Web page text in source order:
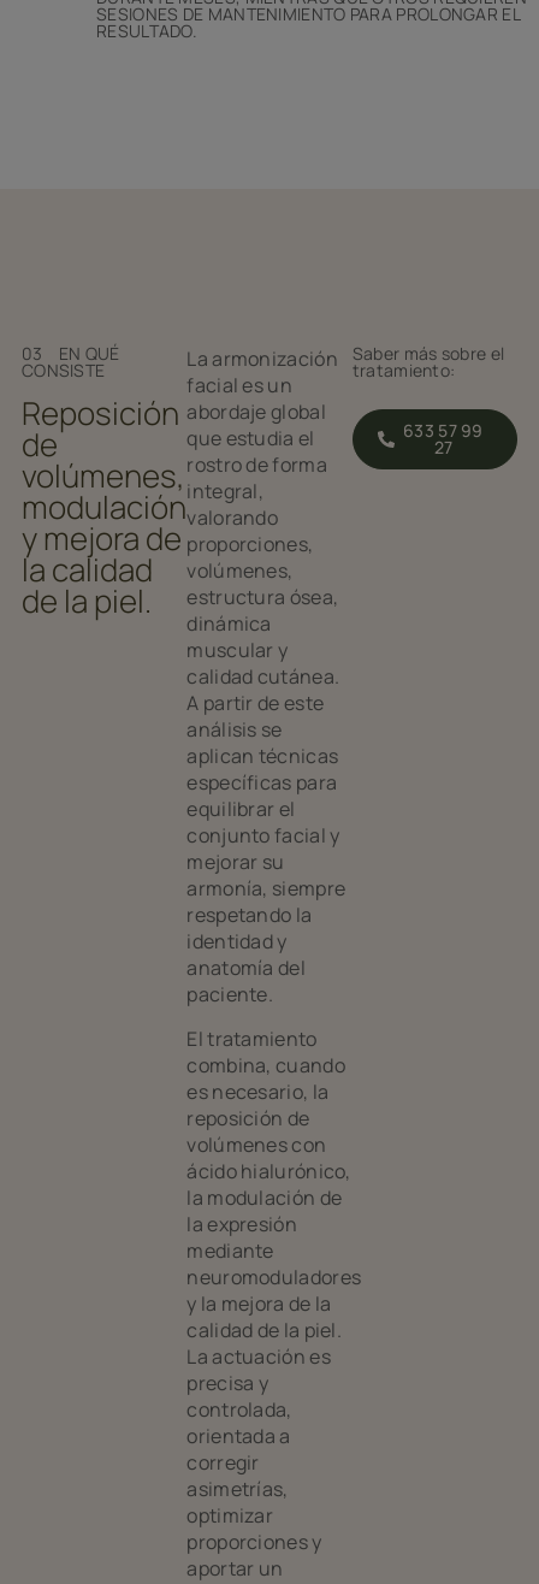
SESIONES DE MANTENIMIENTO PARA PROLONGAR EL
RESULTADO.
03 EN QUÉ
CONSISTE
Reposición
de
volúmenes,
modulación
y mejora de
la calidad
de la piel.
La armonización
facial es un
abordaje global
que estudia el
rostro de forma
integral,
valorando
proporciones,
volúmenes,
estructura ósea,
dinámica
muscular y
calidad cutánea.
A partir de este
análisis se
aplican técnicas
específicas para
equilibrar el
conjunto facial y
mejorar su
armonía, siempre
respetando la
identidad y
anatomía del
paciente.
El tratamiento
combina, cuando
es necesario, la
reposición de
volúmenes con
ácido hialurónico,
la modulación de
la expresión
mediante
neuromoduladores
y la mejora de la
calidad de la piel.
La actuación es
precisa y
controlada,
orientada a
corregir
asimetrías,
optimizar
proporciones y
aportar un
Saber más sobre el
tratamiento:
633 57 99
27